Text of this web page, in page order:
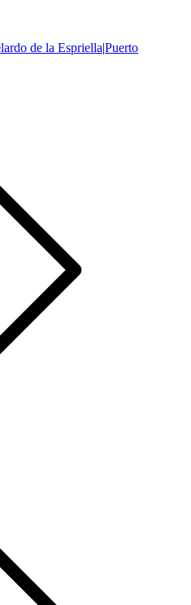
de la Espriella|Puerto